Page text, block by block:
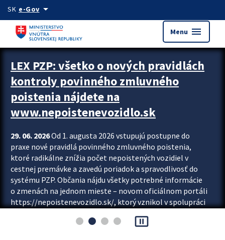
Preskocit na hlavný obsah
SK e-Govarrow_drop_down
Menu menu
Zastavit automatický posun upútavok
LEX PZP: všetko o nových pravidlách
kontroly povinného zmluvného
poistenia nájdete na
www.nepoistenevozidlo.sk
29. 06. 2026Od 1. augusta 2026 vstupujú postupne do
praxe nové pravidlá povinného zmluvného poistenia,
ktoré radikálne znížia počet nepoistených vozidiel v
cestnej premávke a zavedú poriadok a spravodlivosť do
systému PZP. Občania nájdu všetky potrebné informácie
o zmenách na jednom mieste – novom oficiálnom portáli
https://nepoistenevozidlo.sk/, ktorý vznikol v spolupráci
asociácie poisťovní (SLASPO) a Ministerstva vnútra SR.
pause_presentation